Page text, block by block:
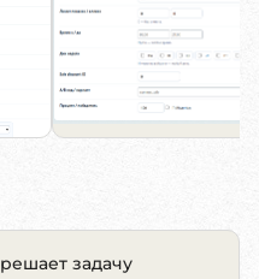
решает задачу